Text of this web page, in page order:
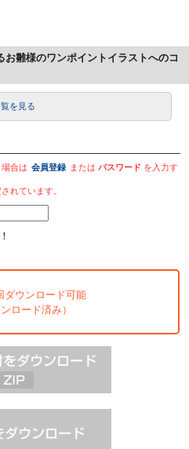
お雛様のワンポイントイラストへのコ
を見る
合は 会員登録 またはパスワード を入力す
れています。
ダウンロード可能
ロード済み）